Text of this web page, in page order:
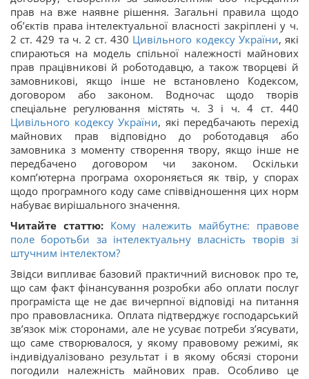
прав на вже наявне рішення. Загальні правила щодо
об’єктів права інтелектуальної власності закріплені у ч.
2 ст. 429 та ч. 2 ст. 430 Цивільного кодексу України, які
спираються на модель спільної належності майнових
прав працівникові й роботодавцю, а також творцеві й
замовникові, якщо інше не встановлено Кодексом,
договором або законом. Водночас щодо творів
спеціальне регулювання містять ч. 3 і ч. 4 ст. 440
Цивільного кодексу України, які передбачають перехід
майнових прав відповідно до роботодавця або
замовника з моменту створення твору, якщо інше не
передбачено договором чи законом. Оскільки
комп’ютерна програма охороняється як твір, у спорах
щодо програмного коду саме співвідношення цих норм
набуває вирішального значення.
Читайте статтю: Кому належить майбутнє: правове
поле боротьби за інтелектуальну власність творів зі
штучним інтелектом?
Звідси випливає базовий практичний висновок про те,
що сам факт фінансування розробки або оплати послуг
програміста ще не дає вичерпної відповіді на питання
про правовласника. Оплата підтверджує господарський
зв’язок між сторонами, але не усуває потреби з’ясувати,
що саме створювалося, у якому правовому режимі, як
індивідуалізовано результат і в якому обсязі сторони
погодили належність майнових прав. Особливо це